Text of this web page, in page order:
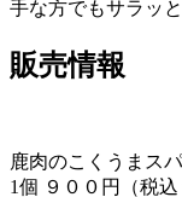
手な方でもサラッ
販売情報
鹿肉のこくうまス
1個 ９００円（税込